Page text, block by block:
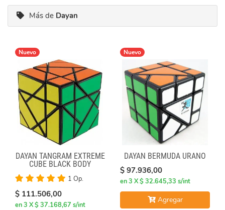
Más de Dayan
Nuevo
DAYAN TANGRAM EXTREME
CUBE BLACK BODY
1 Op.
$ 111.506,00
en 3 X $ 37.168,67 s/int
Nuevo
DAYAN BERMUDA URANO
$ 97.936,00
en 3 X $ 32.645,33 s/int
Agregar